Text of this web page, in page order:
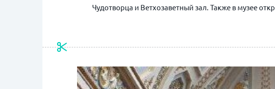
Чудотворца и Ветхозаветный зал. Также в музее